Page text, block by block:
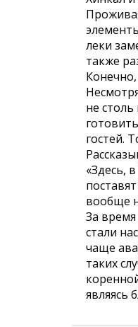
леки
также
не
гостей.
«Здесь,
вообще
За
стали
чаще
таких
являясь